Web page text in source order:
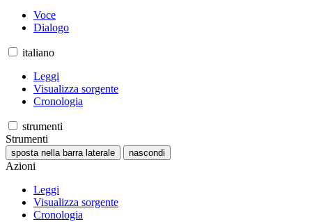
Voce
Dialogo
italiano
Leggi
Visualizza sorgente
Cronologia
strumenti
Strumenti
sposta nella barra laterale nascondi
Azioni
Leggi
Visualizza sorgente
Cronologia